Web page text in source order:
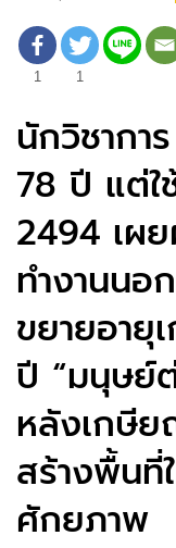
1 1
นักวิชากา
78 ปี แต่ใ
2494 เผ
ทำงานนอ
ขยายอายุ
ปี “มนุษย์
หลังเกษี
สร้างพื้นที่
ศักยภาพ